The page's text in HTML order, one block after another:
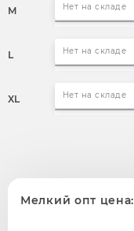
M Нет на складе
L Нет на складе
XL Нет на складе
Мелкий опт цена: